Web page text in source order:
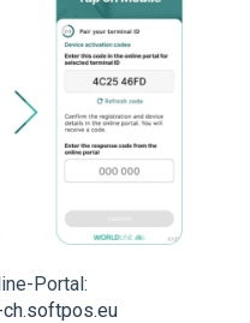
Portal: